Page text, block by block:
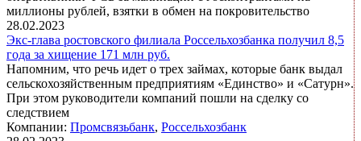
миллионы рублей, взятки в обмен на покровительство
28.02.2023
Экс-глава ростовского филиала Россельхозбанка получил 8,5
года за хищение 171 млн руб.
Напомним, что речь идет о трех займах, которые банк выдал
сельскохозяйственным предприятиям «Единство» и «Сатурн».
При этом руководители компаний пошли на сделку со
следствием
Компании: Промсвязьбанк, Россельхозбанк